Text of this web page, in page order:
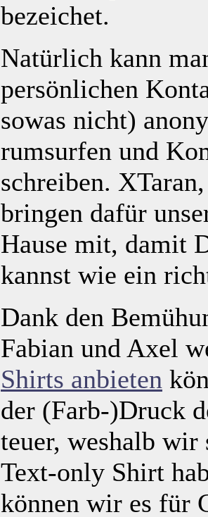
bezeichet.
Natürlich kann
persönlichen
sowas nicht)
rumsurfen und
schreiben.
bringen dafür
Hause mit, damit
kannst wie ein
Dank den
Fabian und Axel
Shirts anbieten
der (Farb-)Druck
teuer, weshalb wir
Text-only Shirt
können wir es für